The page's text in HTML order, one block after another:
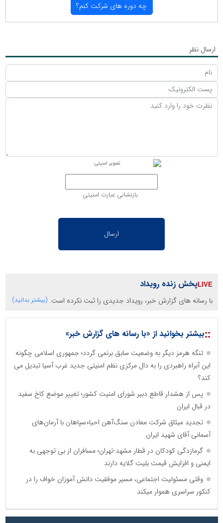
چه دوره های شركت كنم؟
ارسال نظر
بازنشانی عبارت امنیتی
پخش زنده رویداد
با رسانه های گزارش خبر، رویداد جدیدی را ثبت نکرده است. (بیشتر بدانید)
::بیشتر بخوانید از «با رسانه های گزارش خبر»
تنگه هرمز دیگر به وضعیت سابق برنمی گردد؛ جمهوری اسلامی چگونه
این آبراه راهبردی را به دال مرکزی نظم امنیتی جدید غرب آسیا تبدیل می
کند؟
پس از هشدار قاطع دبیر شورای امنیت کشور؛ تغییر موضع کاخ سفید
در قبال ایران
تجدید میثاق شرکت معادن سنگ‌آهن احیاءسپاهان با آرمان‌های
آسمانی آقای شهید ایران
گرمازدگی کودکان در قطار مشهد-تهران؛ مسافران از بی توجهی به
ایمنی و افزایش قیمت بلیت گلایه دارند
وقتی مسئولیت اجتماعی، مسیر موفقیت دانش آموزان خواف را در
کنکور سراسری هموار میکند